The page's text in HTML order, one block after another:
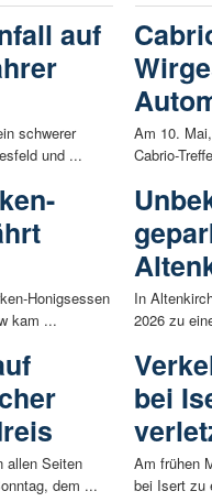
auf
schwerer
und ...
Honigsessen
kam ...
allen Seiten
dem ...
Am 10.
Cabrio-
In
2026 zu
bei
Am frühen
bei Isert zu